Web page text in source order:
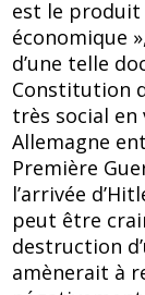
est le produit
économique
d’une telle
Constitution
très social en
Allemagne
Première
l’arrivée
peut être
destruction
amènerait à